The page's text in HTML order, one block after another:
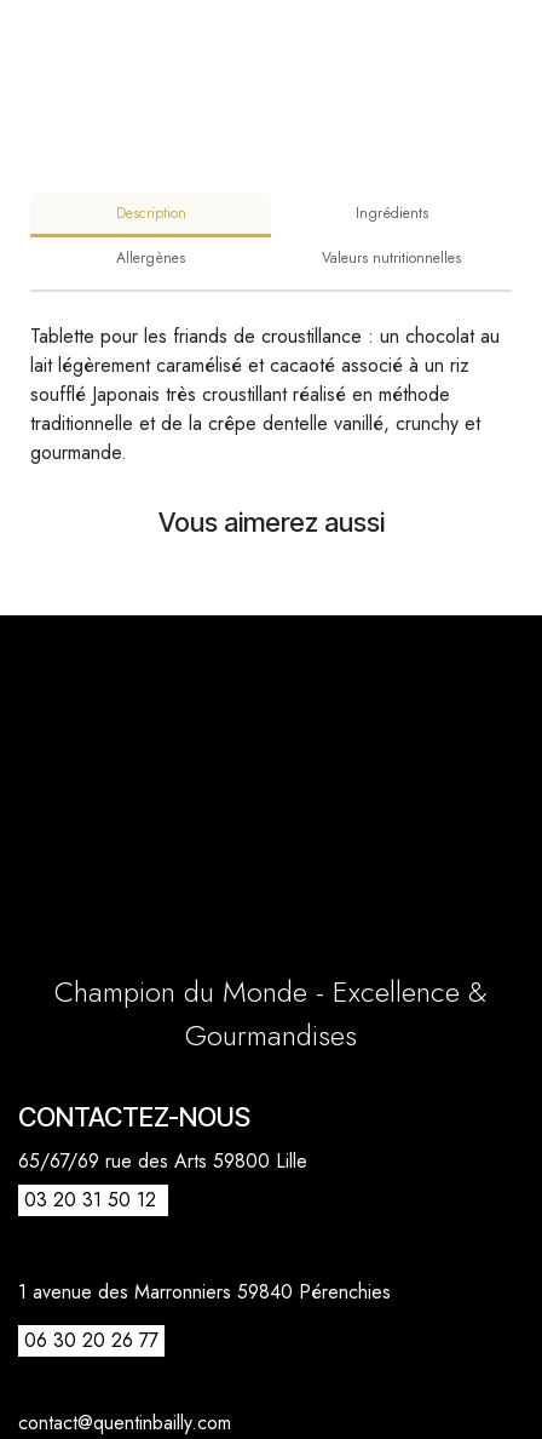
Description Ingrédients
Allergènes Valeurs nutritionnelles
Tablette pour les friands de croustillance : un chocolat au
lait légèrement caramélisé et cacaoté associé à un riz
soufflé Japonais très croustillant réalisé en méthode
traditionnelle et de la crêpe dentelle vanillé, crunchy et
gourmande.
Vous aimerez aussi
CONTACTEZ-NOUS
65/67/69 rue des Arts 59800 Lille
03 20 31 50 12
1 avenue des Marronniers 59840 Pérenchies
06 30 20 26 77
contact@quentinbailly.com
Champion du Monde - Excellence &
Gourmandises